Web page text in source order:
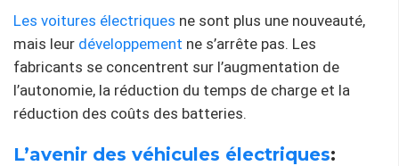
Les voitures électriques ne sont plus une nouveauté,
mais leur développement ne s’arrête pas. Les
fabricants se concentrent sur l’augmentation de
l’autonomie, la réduction du temps de charge et la
réduction des coûts des batteries.
L’avenir des véhicules électriques: